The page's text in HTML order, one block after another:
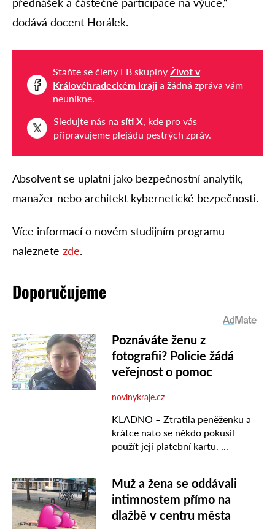
dodává docent Horálek.
Staňte se členy FB skupiny Život v
Královéhradeckém kraji a žádná zpráva vám
neunikne.
Sledujte nás na síti X, kde pro vás
připravujeme plejádu pestrých zpráv.
Absolvent se uplatní jako bezpečnostní analytik,
manažer nebo architekt kybernetické bezpečnosti.
Více informací o novém studijním programu
naleznete zde.
Doporučujeme